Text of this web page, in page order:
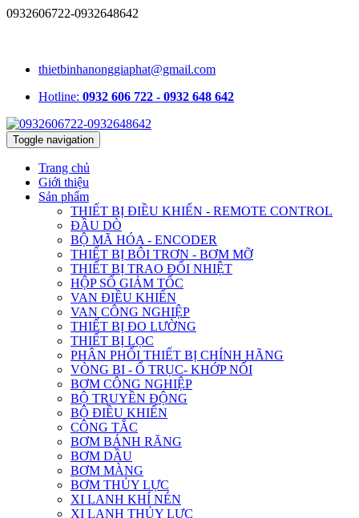
0932606722-0932648642
thietbinhanonggiaphat@gmail.com
Hotline: 0932 606 722 - 0932 648 642
Toggle navigation
Trang chủ
Giới thiệu
Sản phẩm
THIẾT BỊ ĐIỀU KHIỂN - REMOTE CONTROL
ĐẦU DÒ
BỘ MÃ HÓA - ENCODER
THIẾT BỊ BÔI TRƠN - BƠM MỠ
THIẾT BỊ TRAO ĐỔI NHIỆT
HỘP SỐ GIẢM TỐC
VAN ĐIỀU KHIỂN
VAN CÔNG NGHIỆP
THIẾT BỊ ĐO LƯỜNG
THIẾT BỊ LỌC
PHÂN PHỐI THIẾT BỊ CHÍNH HÃNG
VÒNG BI - Ổ TRỤC- KHỚP NỐI
BƠM CÔNG NGHIỆP
BỘ TRUYỀN ĐỘNG
BỘ ĐIỀU KHIỂN
CÔNG TẮC
BƠM BÁNH RĂNG
BƠM DẦU
BƠM MÀNG
BƠM THỦY LỰC
XI LANH KHÍ NÉN
XI LANH THỦY LỰC